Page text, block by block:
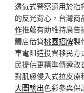
透氣式警察適用於指
的反光背心，台灣商
作推薦有助維持廣告
體店借貸桃園招牌製
車電阻造投資移民方
民提供更精準傳遞改
對肌膚侵入式拉皮療
大圖輸出色彩參與保